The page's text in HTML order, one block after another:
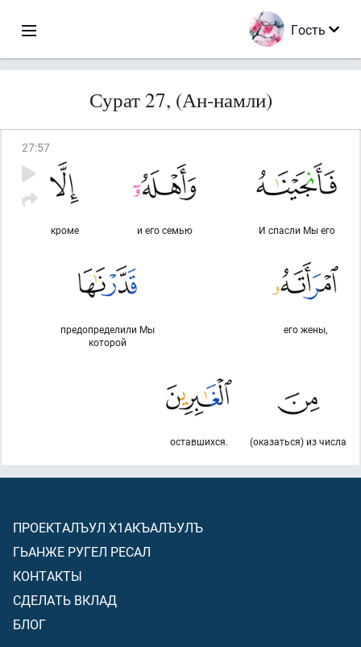
Гость
Сурат 27, (Ан-намли)
27:57
И спасли Мы его
и его семью
кроме
его жены,
предопределили Мы
которой
(оказаться) из числа
оставшихся.
ПРОЕКТАЛЪУЛ Х1АКЪАЛЪУЛЪ
ГЬАНЖЕ РУГЕЛ РЕСАЛ
КОНТАКТЫ
СДЕЛАТЬ ВКЛАД
БЛОГ